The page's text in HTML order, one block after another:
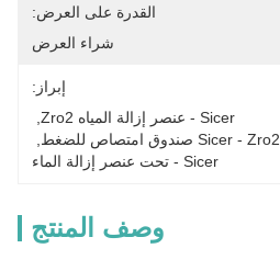
القدرة على العرض:
شراء العرض
إبراز:
Sicer - عنصر إزالة المياه Zro2
Sicer - Zro2 صندوق امتصاص للضغط
Sicer - تحت عنصر إزالة الماء
وصف المنتج